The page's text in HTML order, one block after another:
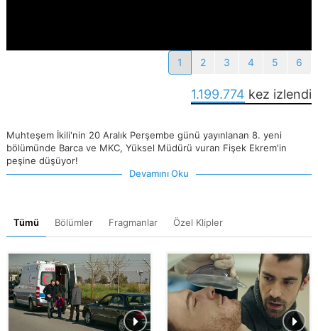
1 2 3 4 5 6
1.199.774 kez izlendi
Muhteşem İkili'nin 20 Aralık Perşembe günü yayınlanan 8. yeni
bölümünde Barca ve MKC, Yüksel Müdürü vuran Fişek Ekrem'in
peşine düşüyor!
Devamını Oku
Tümü Bölümler Fragmanlar Özel Klipler